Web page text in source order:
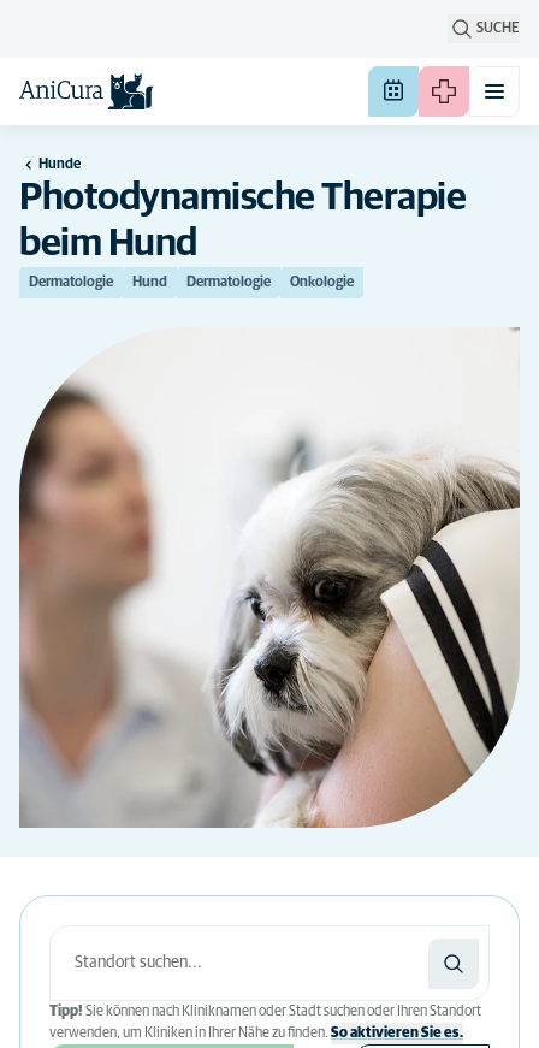
SUCHE
Hunde
Photodynamische Therapie
beim Hund
Dermatologie Hund Dermatologie Onkologie
Tipp! Sie können nach Kliniknamen oder Stadt suchen oder Ihren Standort
verwenden, um Kliniken in Ihrer Nähe zu finden. So aktivieren Sie es.